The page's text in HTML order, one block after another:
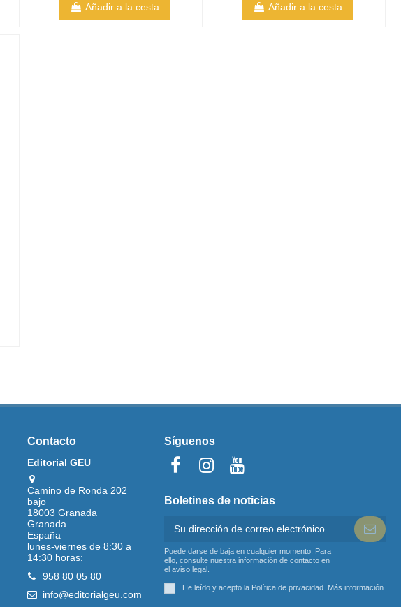
Añadir a la cesta Añadir a la cesta
Contacto
Editorial GEU
Camino de Ronda 202
bajo
18003 Granada
Granada
España
lunes-viernes de 8:30 a
14:30 horas:
958 80 05 80
info@editorialgeu.com
Síguenos
Boletines de noticias
Puede darse de baja en cualquier momento. Para
ello, consulte nuestra información de contacto en
el aviso legal.
He leído y acepto la Política de privacidad. Más información